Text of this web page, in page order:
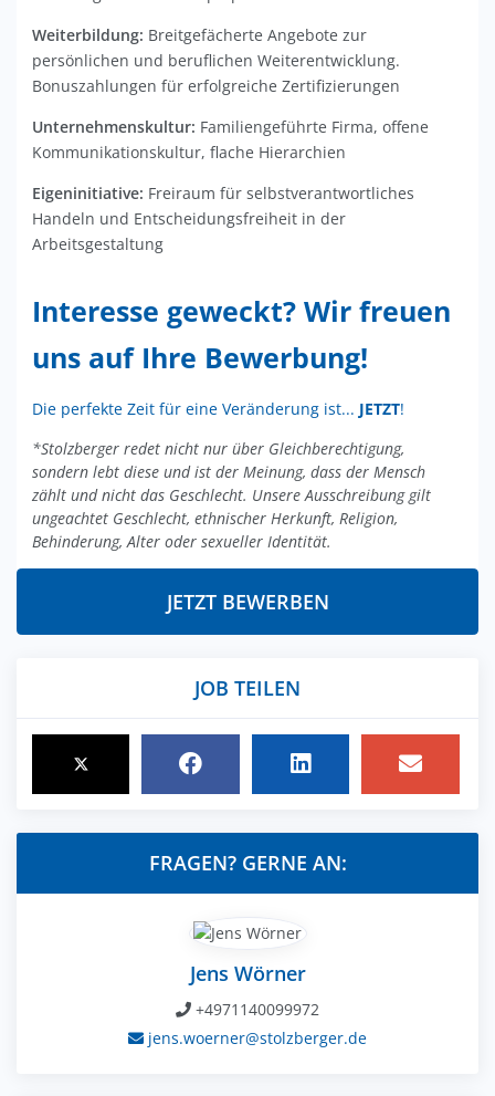
Weiterbildung: Breitgefächerte Angebote zur
persönlichen und beruflichen Weiterentwicklung.
Bonuszahlungen für erfolgreiche Zertifizierungen
Unternehmenskultur: Familiengeführte Firma, offene
Kommunikationskultur, flache Hierarchien
Eigeninitiative: Freiraum für selbstverantwortliches
Handeln und Entscheidungsfreiheit in der
Arbeitsgestaltung
Interesse geweckt? Wir freuen
uns auf Ihre Bewerbung!
Die perfekte Zeit für eine Veränderung ist... JETZT!
*Stolzberger redet nicht nur über Gleichberechtigung,
sondern lebt diese und ist der Meinung, dass der Mensch
zählt und nicht das Geschlecht. Unsere Ausschreibung gilt
ungeachtet Geschlecht, ethnischer Herkunft, Religion,
Behinderung, Alter oder sexueller Identität.
JETZT BEWERBEN
JOB TEILEN
FRAGEN? GERNE AN:
Jens Wörner
+4971140099972
jens.woerner@stolzberger.de